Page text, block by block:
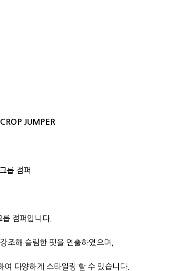
JUMPER
롭 점퍼
점퍼입니다.
조해 슬림한 핏을 연출하였으며,
다양하게 스타일링 할 수 있습니다.